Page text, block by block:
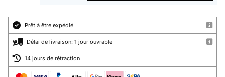
Prêt à être expédié
Délai de livraison: 1 jour ouvrable
14 jours de rétraction